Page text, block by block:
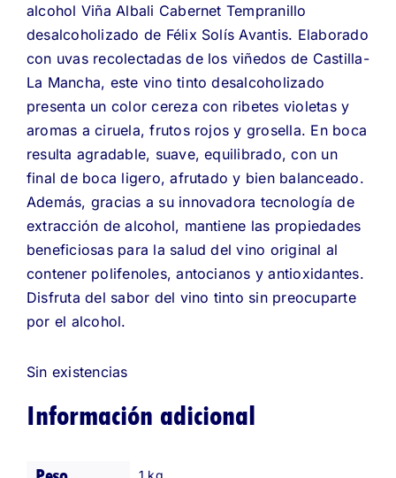
alcohol Viña Albali Cabernet Tempranillo
desalcoholizado de Félix Solís Avantis. Elaborado
con uvas recolectadas de los viñedos de Castilla-
La Mancha, este vino tinto desalcoholizado
presenta un color cereza con ribetes violetas y
aromas a ciruela, frutos rojos y grosella. En boca
resulta agradable, suave, equilibrado, con un
final de boca ligero, afrutado y bien balanceado.
Además, gracias a su innovadora tecnología de
extracción de alcohol, mantiene las propiedades
beneficiosas para la salud del vino original al
contener polifenoles, antocianos y antioxidantes.
Disfruta del sabor del vino tinto sin preocuparte
por el alcohol.
Sin existencias
Información adicional
1 kg